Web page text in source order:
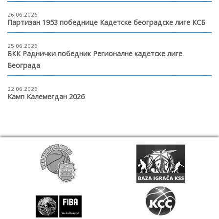
26.06.2026
Партизан 1953 победнице Кадетске београдске лиге КСБ
25.06.2026
БКК Раднички победник Регионалне кадетске лиге
Београда
22.06.2026
Камп Калемегдан 2026